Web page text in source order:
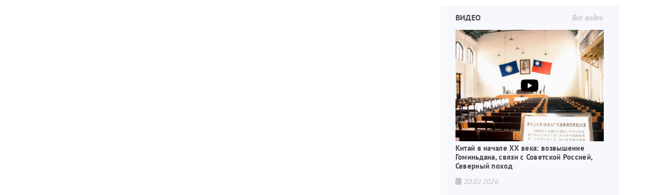
Все видео
ВИДЕО
Китай в начале XX века: возвышение
Гоминьдана, связи с Советской Россией,
Северный поход
20.02.2026